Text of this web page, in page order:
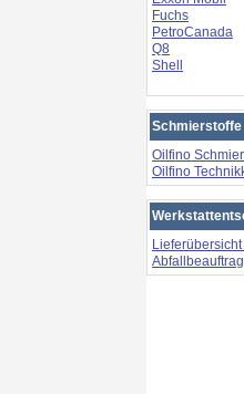
Fuchs
PetroCanada
Q8
Shell
Schmierstoffe
Oilfino
Oilfino
Lieferübersicht